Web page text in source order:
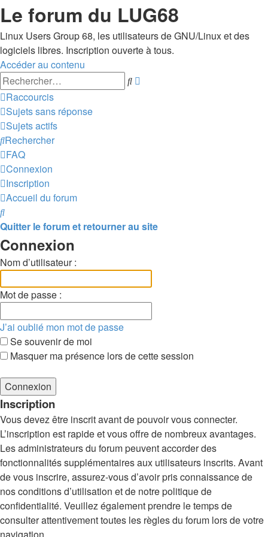
Le forum du LUG68
Linux Users Group 68, les utilisateurs de GNU/Linux et des
logiciels libres. Inscription ouverte à tous.
Accéder au contenu
Rechercher
Raccourcis
Sujets sans réponse
Sujets actifs
Rechercher
FAQ
Connexion
Inscription
Accueil du forum
Rechercher
Quitter le forum et retourner au site
Connexion
Nom d’utilisateur :
Mot de passe :
J’ai oublié mon mot de passe
Se souvenir de moi
Masquer ma présence lors de cette session
Inscription
Vous devez être inscrit avant de pouvoir vous connecter.
L’inscription est rapide et vous offre de nombreux avantages.
Les administrateurs du forum peuvent accorder des
fonctionnalités supplémentaires aux utilisateurs inscrits. Avant
de vous inscrire, assurez-vous d’avoir pris connaissance de
nos conditions d’utilisation et de notre politique de
confidentialité. Veuillez également prendre le temps de
consulter attentivement toutes les règles du forum lors de votre